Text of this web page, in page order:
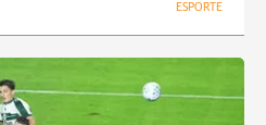
ESPORTE